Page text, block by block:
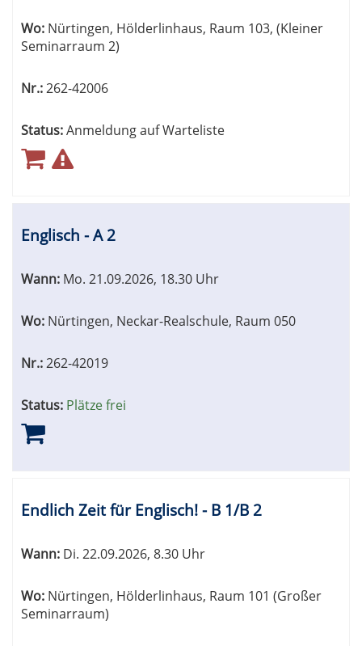
Wo: Nürtingen, Hölderlinhaus, Raum 103, (Kleiner
Seminarraum 2)
Nr.:262-42006
Status:Anmeldung auf Warteliste
Englisch - A 2
Wann: Mo. 21.09.2026, 18.30 Uhr
Wo: Nürtingen, Neckar-Realschule, Raum 050
Nr.:262-42019
Status: Plätze frei
Endlich Zeit für Englisch! - B 1/B 2
Wann: Di. 22.09.2026, 8.30 Uhr
Wo: Nürtingen, Hölderlinhaus, Raum 101 (Großer
Seminarraum)